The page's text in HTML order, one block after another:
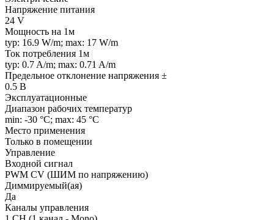
Напряжение питания
24 V
Мощность на 1м
typ: 16.9 W/m; max: 17 W/m
Ток потребления 1м
typ: 0.7 A/m; max: 0.71 A/m
Предельное отклонение напряжения ±
0.5 В
Эксплуатационные
Диапазон рабочих температур
min: -30 °C; max: 45 °C
Место применения
Только в помещении
Управление
Входной сигнал
PWM СV (ШИМ по напряжению)
Диммируемый(ая)
Да
Каналы управления